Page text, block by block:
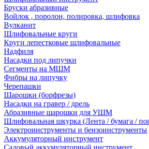
Бруски абразивные
Войлок , поролон, полировка, шлифовка
Вулканит
Шлифовальные круги
Круги лепестковые шлифовальные
Надфиля
Насадки под липучки
Сегменты на МШМ
Фибры на липучку
Черепашки
Шарошки (борфрезы)
Насадки на гравер / дрель
Абразивные шарошки для УШМ
Шлифовальная шкурка (Лента / бумага /
Электроинструменты и бензоинструменты
Аккумуляторный инструмент
Садовый аккумуляторный инструмент